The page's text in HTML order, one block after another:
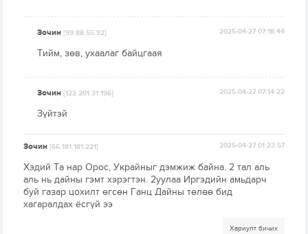
Зочин[99.88.55.92] 2025-04-27 07:18:44
Тийм, зөв, ухаалаг байцгаая
Зочин[122.201.31.196] 2025-04-27 07:14:22
Зүйтэй
Зочин[66.181.181.221] 2025-04-27 01:23:57
Хэдий Та нар Орос, Украйныг дэмжиж байна. 2 тал аль
аль нь дайны гэмт хэрэгтэн. 2уулаа Иргэдийн амьдарч
буй газар цохилт өгсөн Ганц Дайны төлөө бид
хагаралдах ёсгүй ээ
Хариулт бичих